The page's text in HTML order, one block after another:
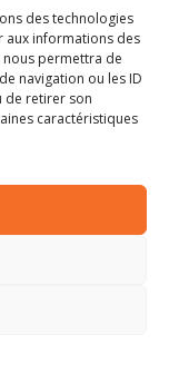
des technologies
aux informations des
nous permettra de
navigation ou les ID
de retirer son
caractéristiques